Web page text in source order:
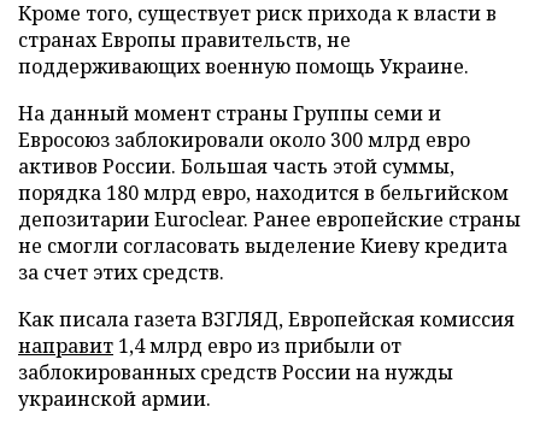
Кроме того, существует риск прихода к власти в
странах Европы правительств, не
поддерживающих военную помощь Украине.
На данный момент страны Группы семи и
Евросоюз заблокировали около 300 млрд евро
активов России. Большая часть этой суммы,
порядка 180 млрд евро, находится в бельгийском
депозитарии Euroclear. Ранее европейские страны
не смогли согласовать выделение Киеву кредита
за счет этих средств.
Как писала газета ВЗГЛЯД, Европейская комиссия
направит 1,4 млрд евро из прибыли от
заблокированных средств России на нужды
украинской армии.